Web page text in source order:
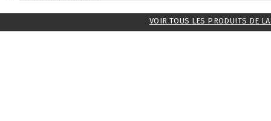
VOIR TOUS LES PRODUITS DE